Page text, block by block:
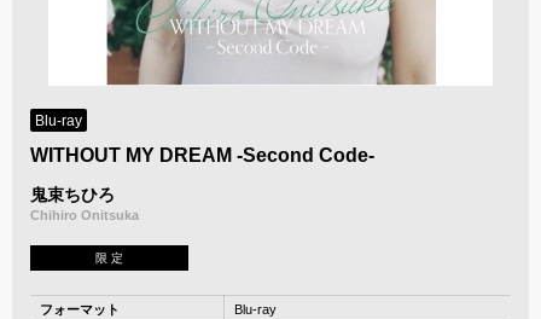
Blu-ray
WITHOUT MY DREAM -Second Code-
鬼束ちひろ
Chihiro Onitsuka
限 定
フォーマット
Blu-ray